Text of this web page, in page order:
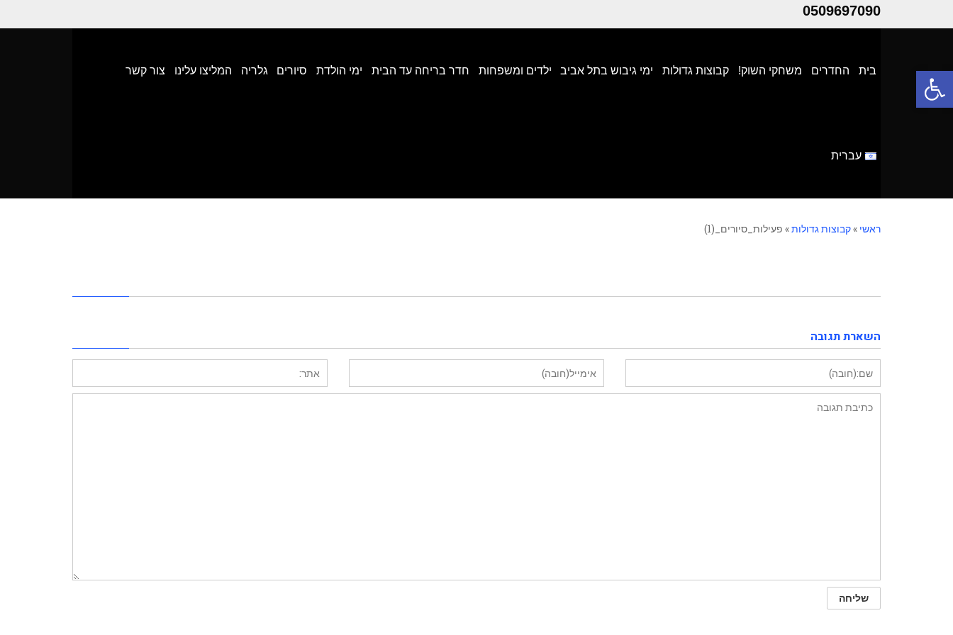
פתח סרגל נגישות
0509697090
בית החדרים משחקי השוק! קבוצות גדולות ימי גיבוש בתל אביב ילדים ומשפחות חדר בריחה עד הבית ימי הולדת סיורים גלריה המליצו עלינו צור קשר
עברית
ראשי »קבוצות גדולות» פעילות_סיורים_(1)
השארת תגובה